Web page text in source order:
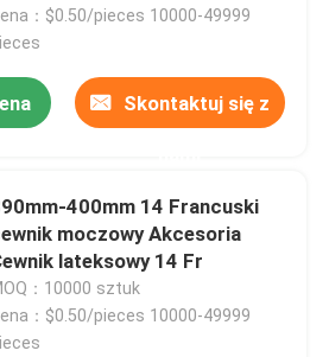
：$0.50/pieces 10000-49999
Skontaktuj się z
400mm 14 Francuski
moczowy Akcesoria
lateksowy 14 Fr
：10000 sztuk
：$0.50/pieces 10000-49999